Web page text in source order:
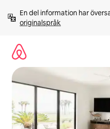
innehåll
En del information har
originalspråk